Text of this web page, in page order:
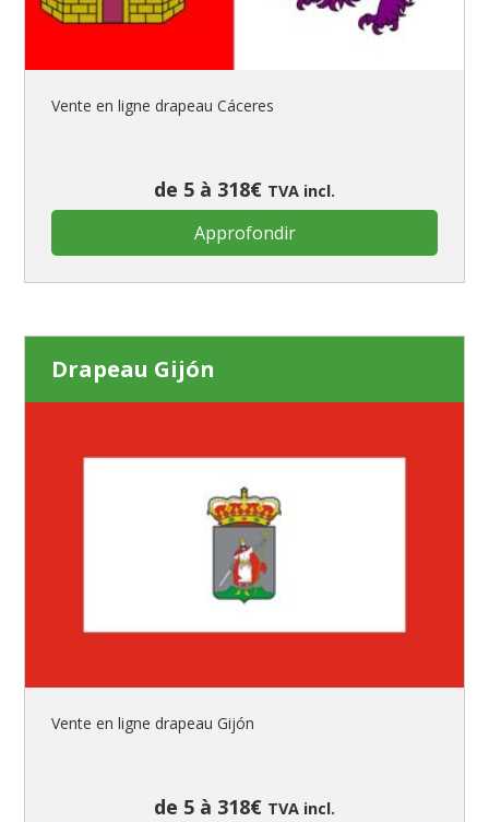
Vente en ligne drapeau Cáceres
de 5 à 318€ TVA incl.
Approfondir
Drapeau Gijón
Vente en ligne drapeau Gijón
de 5 à 318€ TVA incl.